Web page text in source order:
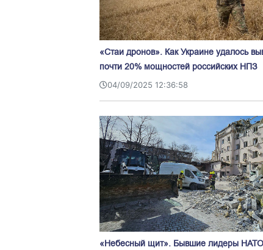
«Стаи дронов». Как Украине удалось
почти 20% мощностей российских НПЗ
04/09/2025 12:36:58
«Небесный щит». Бывшие лидеры НАТО